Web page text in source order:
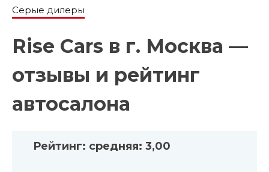
Серые дилеры
Rise Cars в г. Москва —
отзывы и рейтинг
автосалона
Рейтинг: средняя: 3,00